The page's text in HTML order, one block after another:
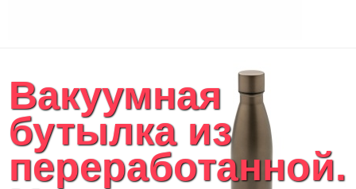
Вакуумная
бутылка из